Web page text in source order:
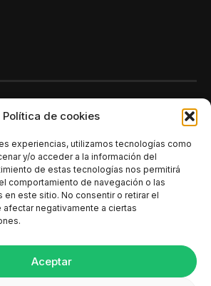
Polí­tica de cookies
experiencias, utilizamos tecnologías como
y/o acceder a la información del
de estas tecnologías nos permitirá
comportamiento de navegación o las
este sitio. No consentir o retirar el
negativamente a ciertas
Aceptar